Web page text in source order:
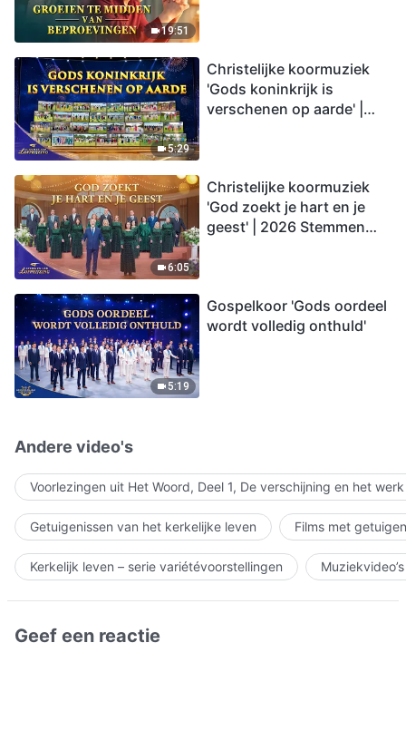
19:51
5:29
Christelijke koormuziek
'Gods koninkrijk is
verschenen op aarde' |
6:05
Christelijke koormuziek
'God zoekt je hart en je
geest' | 2026 Stemmen
5:19
Gospelkoor 'Gods oordeel
wordt volledig onthuld'
Andere video's
Voorlezingen uit Het Woord, Deel 1, De verschijning en het
Getuigenissen van het kerkelijke leven Films met
Kerkelijk leven – serie variétévoorstellingen Muziekvideo’s
Geef een reactie